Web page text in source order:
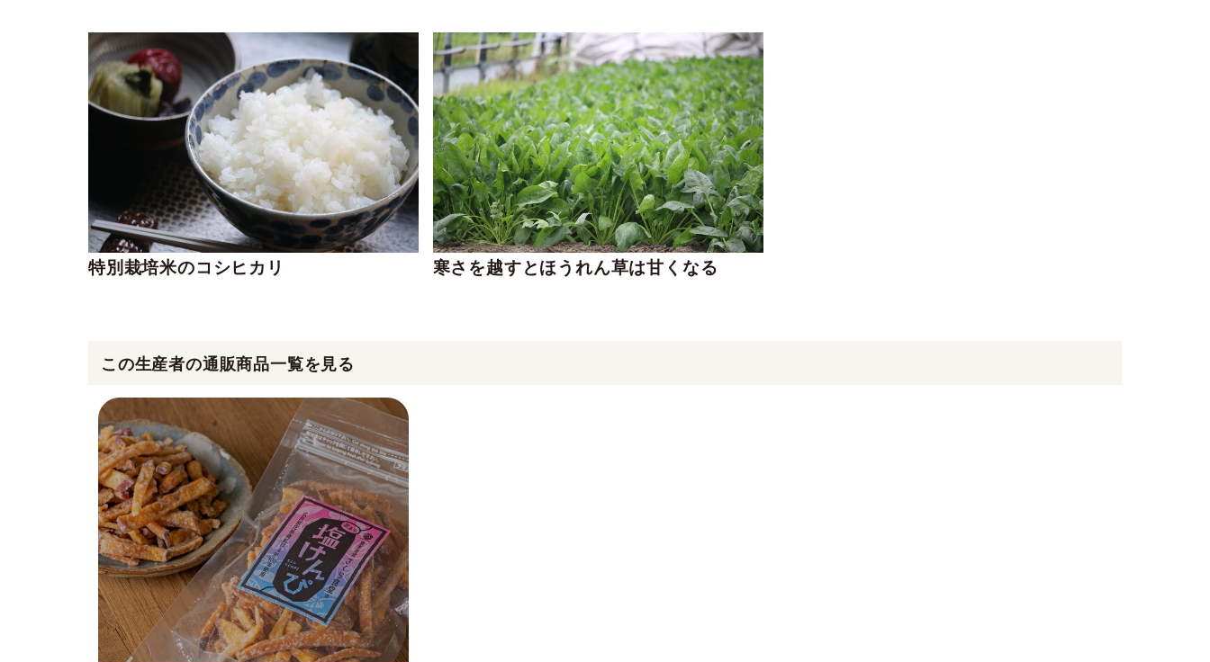
特別栽培米のコシヒカリ 寒さを越すとほうれん草は甘くなる
この生産者の通販商品一覧を見る